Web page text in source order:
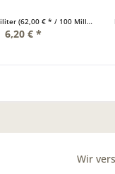
(62,00 € * / 100 Milliliter)
6,20 € *
Wir